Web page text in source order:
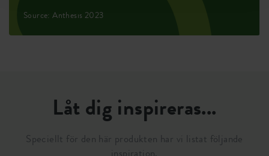
Source: Anthesis 2023
Låt dig inspireras...
Speciellt för den här produkten har vi listat följande
inspiration.